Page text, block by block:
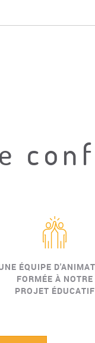
ÉQUIPE
FORMÉE À NOTRE
PROJET ÉDUCATIF